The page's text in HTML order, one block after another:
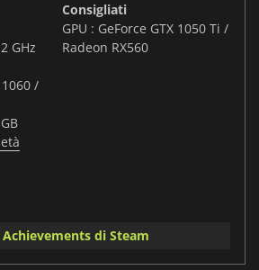
GHz
1060 /
Consigliati
GPU : GeForce GTX 1050 Ti /
Radeon RX560
Achievements di Steam